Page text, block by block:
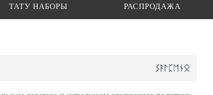
ТАТУ НАБОРЫ РАСПРОДАЖА